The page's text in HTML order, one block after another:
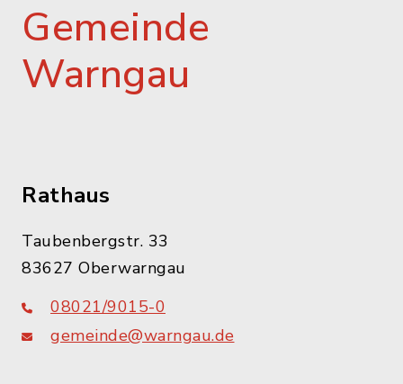
Gemeinde
Warngau
Rathaus
Taubenbergstr. 33
83627 Oberwarngau
08021/9015-0
gemeinde@warngau.de